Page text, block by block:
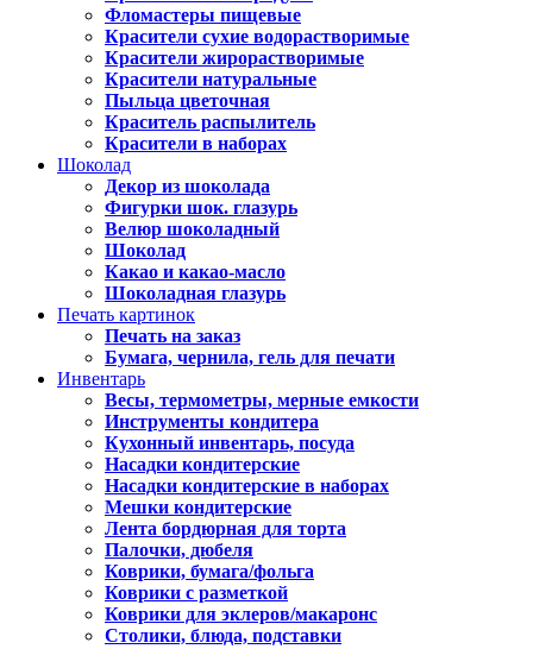
Фломастеры пищевые
Красители сухие водорастворимые
Красители жирорастворимые
Красители натуральные
Пыльца цветочная
Краситель распылитель
Красители в наборах
Шоколад
Декор из шоколада
Фигурки шок. глазурь
Велюр шоколадный
Шоколад
Какао и какао-масло
Шоколадная глазурь
Печать картинок
Печать на заказ
Бумага, чернила, гель для печати
Инвентарь
Весы, термометры, мерные емкости
Инструменты кондитера
Кухонный инвентарь, посуда
Насадки кондитерские
Насадки кондитерские в наборах
Мешки кондитерские
Лента бордюрная для торта
Палочки, дюбеля
Коврики, бумага/фольга
Коврики с разметкой
Коврики для эклеров/макаронс
Столики, блюда, подставки